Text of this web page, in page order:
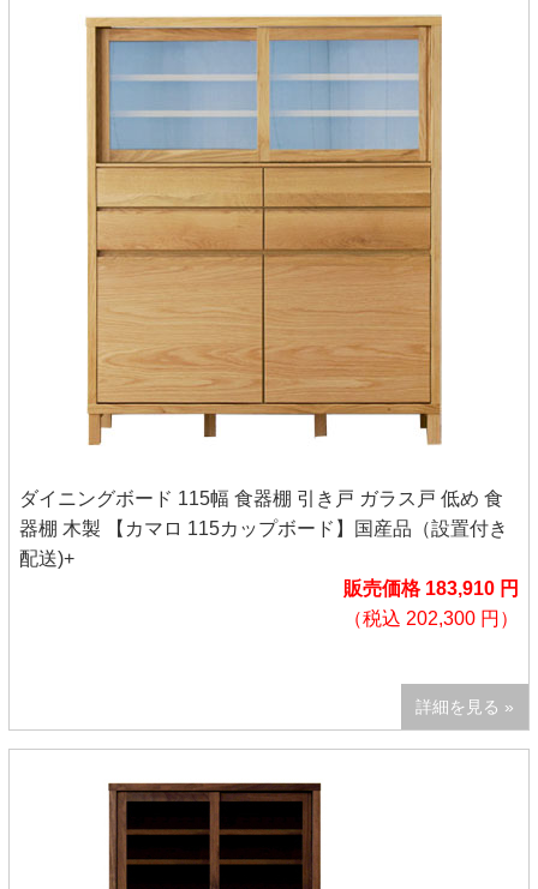
ダイニングボード 115幅 食器棚 引き戸 ガラス戸 低め 食
器棚 木製 【カマロ 115カップボード】国産品（設置付き
配送)+
販売価格 183,910 円
（税込 202,300 円）
詳細を見る »